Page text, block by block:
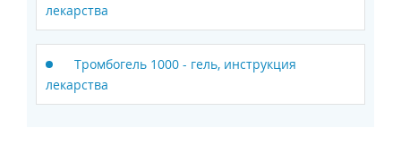
лекарства
Тромбогель 1000 - гель, инструкция
лекарства